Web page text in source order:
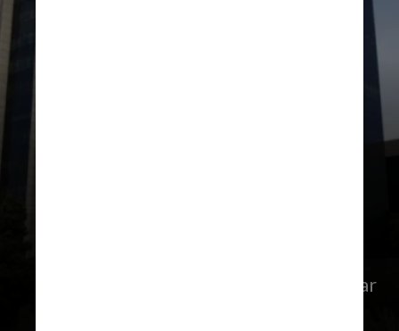
Durante esse período, ele deve prezar